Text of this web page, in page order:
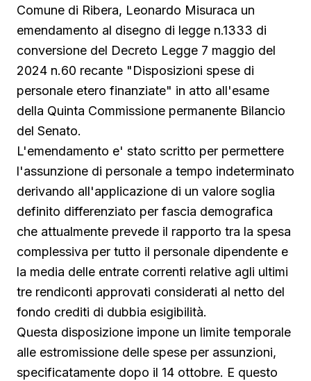
Comune di Ribera, Leonardo Misuraca un
emendamento al disegno di legge n.1333 di
conversione del Decreto Legge 7 maggio del
2024 n.60 recante "Disposizioni spese di
personale etero finanziate" in atto all'esame
della Quinta Commissione permanente Bilancio
del Senato.
L'emendamento e' stato scritto per permettere
l'assunzione di personale a tempo indeterminato
derivando all'applicazione di un valore soglia
definito differenziato per fascia demografica
che attualmente prevede il rapporto tra la spesa
complessiva per tutto il personale dipendente e
la media delle entrate correnti relative agli ultimi
tre rendiconti approvati considerati al netto del
fondo crediti di dubbia esigibilità.
Questa disposizione impone un limite temporale
alle estromissione delle spese per assunzioni,
specificatamente dopo il 14 ottobre. E questo